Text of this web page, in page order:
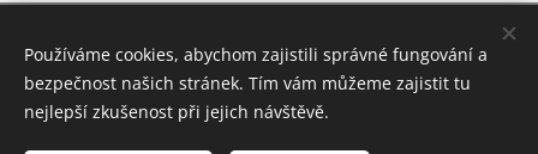
honiggroup@seznam.cz, info@honiggroup.cz ,
Tel: +420 607 937 364, +420 728 279 354
Používáme cookies, abychom zajistili správné fungování a
bezpečnost našich stránek. Tím vám můžeme zajistit tu
nejlepší zkušenost při jejich návštěvě.